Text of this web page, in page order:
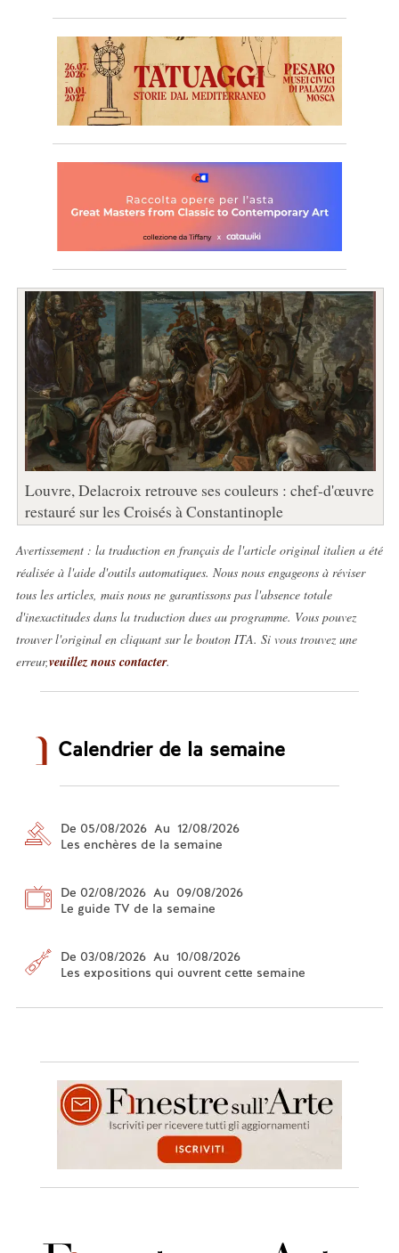
Louvre, Delacroix retrouve ses couleurs : chef-d'œuvre
restauré sur les Croisés à Constantinople
Avertissement : la traduction en français de l'article original italien a été
réalisée à l'aide d'outils automatiques. Nous nous engageons à réviser
tous les articles, mais nous ne garantissons pas l'absence totale
d'inexactitudes dans la traduction dues au programme. Vous pouvez
trouver l'original en cliquant sur le bouton ITA. Si vous trouvez une
erreur,veuillez nous contacter.
Calendrier de la semaine
De 05/08/2026 Au 12/08/2026
Les enchères de la semaine
De 02/08/2026 Au 09/08/2026
Le guide TV de la semaine
De 03/08/2026 Au 10/08/2026
Les expositions qui ouvrent cette semaine